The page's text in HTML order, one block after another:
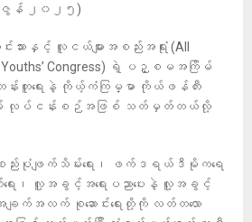
ဇွန် ၂၀၂၅)
းသားနှင့် လူငယ်များအစည်းအရုံး (All
Youths’ Congress) ရဲ့ ပဉ္စမအကြိမ်
ားတန်းတူရေးနဲ့ ကိုယ့်ကံကြမ္မာ ကိုယ်ဖန်တီး
း လုပ်ငန်းစဉ်အဖြစ် သတ်မှတ်တယ်လို့
းပုံဖျက်သိမ်းရေး၊ ဖက်ဒရယ်ဒီမိုကရေ
ရေး၊ လူ့အခွင့်အရေးပညာပေးနဲ့ လူ့အခွင့်
အချက်အလက် စုဆောင်းရေးတို့ကို လတ်တလော